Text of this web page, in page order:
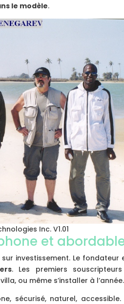
le modèle.
Inc. V1.01
et
investissement. Le fondateur
. Les premiers
ou même s’installer à l’année.
sécurisé, naturel,